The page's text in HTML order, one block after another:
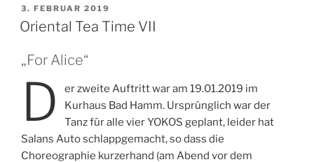
VERÖFFENTLICHT
AM
3. FEBRUAR 2019
Oriental Tea Time VII
„For Alice“
D
er zweite Auftritt war am 19.01.2019 im
Kurhaus Bad Hamm. Ursprünglich war der
Tanz für alle vier YOKOS geplant, leider hat
Salans Auto schlappgemacht, so dass die
Choreographie kurzerhand (am Abend vor dem